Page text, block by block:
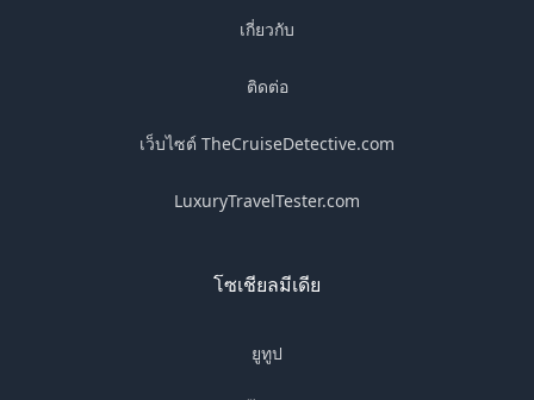
เกี่ยวกับ
ติดต่อ
เว็บไซต์ TheCruiseDetective.com
LuxuryTravelTester.com
โซเชียลมีเดีย
ยูทูป